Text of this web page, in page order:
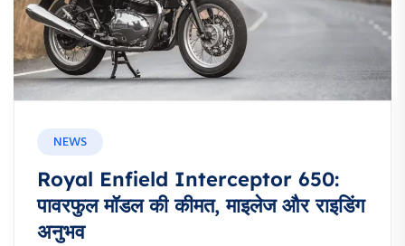
NEWS
Royal Enfield Interceptor 650:
पावरफुल मॉडल की कीमत, माइलेज और राइडिंग
अनुभव